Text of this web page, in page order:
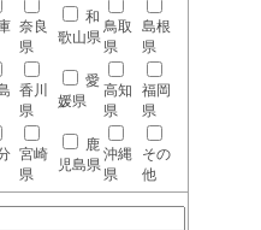
奈良
県
和
歌山県
鳥取
県
島根
県
香川
県
愛
媛県
高知
県
福岡
県
宮崎
県
鹿
児島県
沖縄
県
その
他